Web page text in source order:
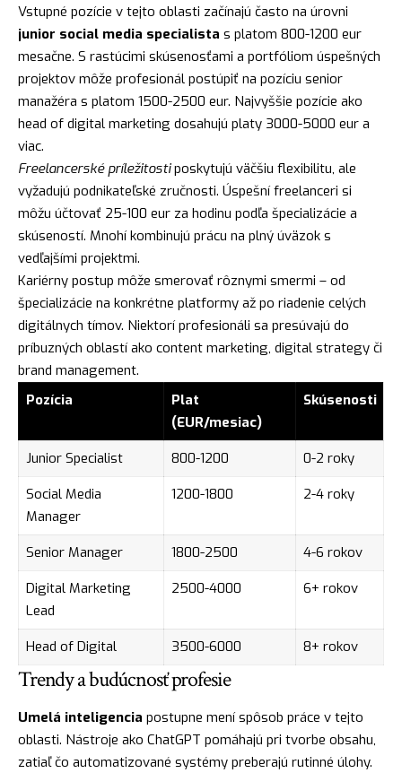
Vstupné pozície v tejto oblasti začínajú často na úrovni
junior social media specialista s platom 800-1200 eur
mesačne. S rastúcimi skúsenosťami a portfóliom úspešných
projektov môže profesionál postúpiť na pozíciu senior
manažéra s platom 1500-2500 eur. Najvyššie pozície ako
head of digital marketing dosahujú platy 3000-5000 eur a
viac.
Freelancerské príležitostiposkytujú väčšiu flexibilitu, ale
vyžadujú podnikateľské zručnosti. Úspešní freelanceri si
môžu účtovať 25-100 eur za hodinu podľa špecializácie a
skúseností. Mnohí kombinujú prácu na plný úväzok s
vedľajšími projektmi.
Kariérny postup môže smerovať rôznymi smermi – od
špecializácie na konkrétne platformy až po riadenie celých
digitálnych tímov. Niektorí profesionáli sa presúvajú do
príbuzných oblastí ako content marketing, digital strategy či
brand management.
Pozícia
Plat
(EUR/mesiac)
Skúsenosti
Junior Specialist 800-1200
0-2 roky
Social Media
Manager
1200-1800 2-4 roky
Senior Manager 1800-2500
4-6 rokov
Digital Marketing
Lead
2500-4000 6+ rokov
Head of Digital 3500-6000 8+ rokov
Trendy a budúcnosť profesie
Umelá inteligencia postupne mení spôsob práce v tejto
oblasti. Nástroje ako ChatGPT pomáhajú pri tvorbe obsahu,
zatiaľ čo automatizované systémy preberajú rutinné úlohy.